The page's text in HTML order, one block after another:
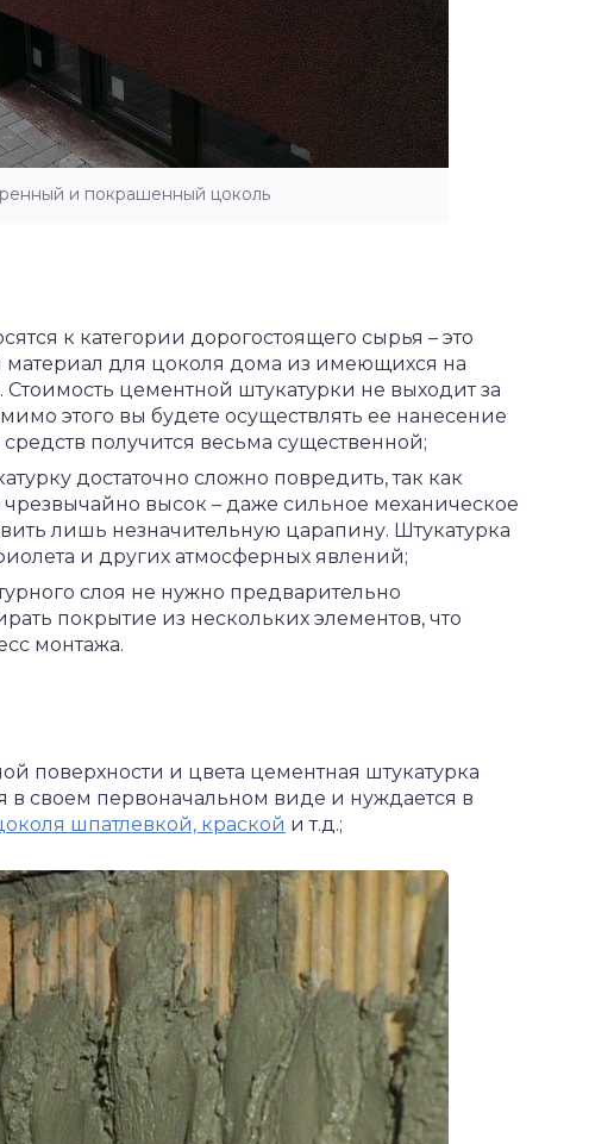
и покрашенный цоколь
к категории дорогостоящего сырья – это
для цоколя дома из имеющихся на
цементной штукатурки не выходит за
этого вы будете осуществлять ее нанесение
получится весьма существенной;
достаточно сложно повредить, так как
высок – даже сильное механическое
лишь незначительную царапину. Штукатурка
и других атмосферных явлений;
слоя не нужно предварительно
покрытие из нескольких элементов, что
монтажа.
поверхности и цвета цементная штукатурка
в своем первоначальном виде и нуждается в
шпатлевкой, краской и т.д.;